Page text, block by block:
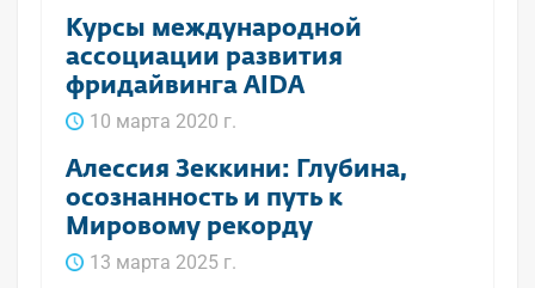
Курсы международной
ассоциации развития
фридайвинга AIDA
10 марта 2020 г.
Алессия Зеккини: Глубина,
осознанность и путь к
Мировому рекорду
13 марта 2025 г.